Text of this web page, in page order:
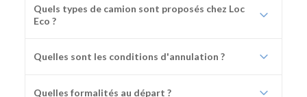
Quels types de camion sont proposés chez Loc
Eco ?
Quelles sont les conditions d'annulation ?
Quelles formalités au départ ?